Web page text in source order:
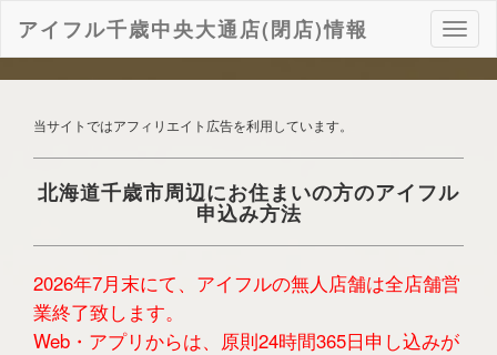
ナ
ビ
ゲ
ン
アイフル千歳中央大通店(閉店)情報
当サイトではアフィリエイト広告を利用しています。
北海道千歳市周辺にお住まいの方のアイフル
申込み方法
2026年7月末にて、アイフルの無人店舗は全店舗営
業終了致します。
Web・アプリからは、原則24時間365日申し込みが